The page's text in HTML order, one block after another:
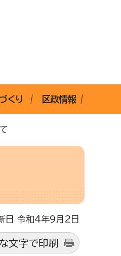
くり 区政情報
令和4年9月2日
文字で印刷